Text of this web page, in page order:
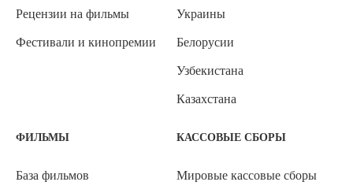
Рецензии на фильмы
Фестивали и кинопремии
Украины
Белорусии
Узбекистана
Казахстана
ФИЛЬМЫ
База фильмов
КАССОВЫЕ СБОРЫ
Мировые кассовые сборы